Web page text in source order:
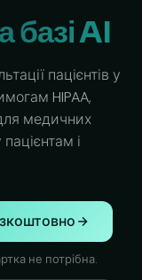
базі AI
пацієнтів у
HIPAA,
медичних
і
не потрібна.